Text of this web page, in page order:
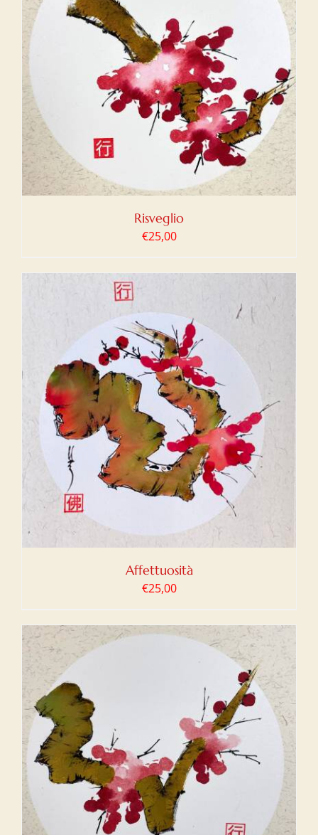
Risveglio
€25,00
Affettuosità
€25,00